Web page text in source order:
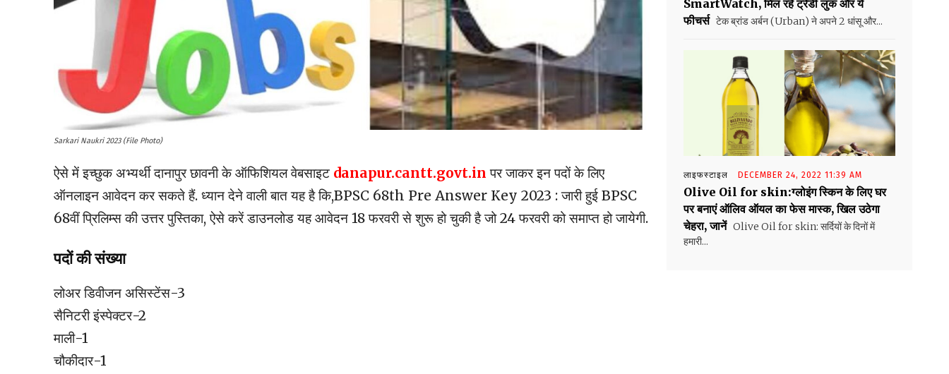
Sarkari Naukri 2023 (File Photo)
ऐसे में इच्छुक अभ्यर्थी दानापुर छावनी के ऑफिशियल वेबसाइट danapur.cantt.govt.in पर जाकर इन पदों के लिए
ऑनलाइन आवेदन कर सकते हैं. ध्यान देने वाली बात यह है कि,BPSC 68th Pre Answer Key 2023 : जारी हुई BPSC
68वीं प्रिलिम्स की उत्तर पुस्तिका, ऐसे करें डाउनलोड यह आवेदन 18 फरवरी से शुरू हो चुकी है जो 24 फरवरी को समाप्त हो जायेगी.
पदों की संख्या
लोअर डिवीजन असिस्टेंस-3
सैनिटरी इंस्पेक्टर-2
माली-1
चौकीदार-1
SmartWatch, मिल रहे ट्रेंडी लुक और ये
फीचर्स टेक ब्रांड अर्बन (Urban) ने अपने 2 धांसू और...
लाइफस्टाइल DECEMBER 24, 2022 11:39 AM
Olive Oil for skin:ग्लोइंग स्किन के लिए घर
पर बनाएं ऑलिव ऑयल का फेस मास्क, खिल उठेगा
चेहरा, जानें Olive Oil for skin: सर्दियों के दिनों में
हमारी...